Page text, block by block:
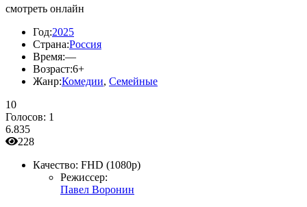
смотреть онлайн
Год:2025
Страна:Россия
Время:—
Возраст:6+
Жанр:Комедии, Семейные
10
Голосов: 1
6.835
228
Качество: FHD (1080p)
Режиссер:
Павел Воронин